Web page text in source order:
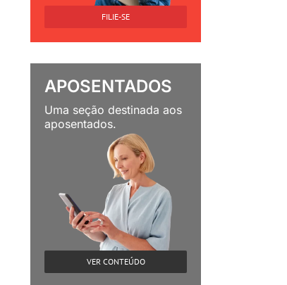
FILIE-SE
APOSENTADOS
Uma seção destinada aos
aposentados.
VER CONTEÚDO